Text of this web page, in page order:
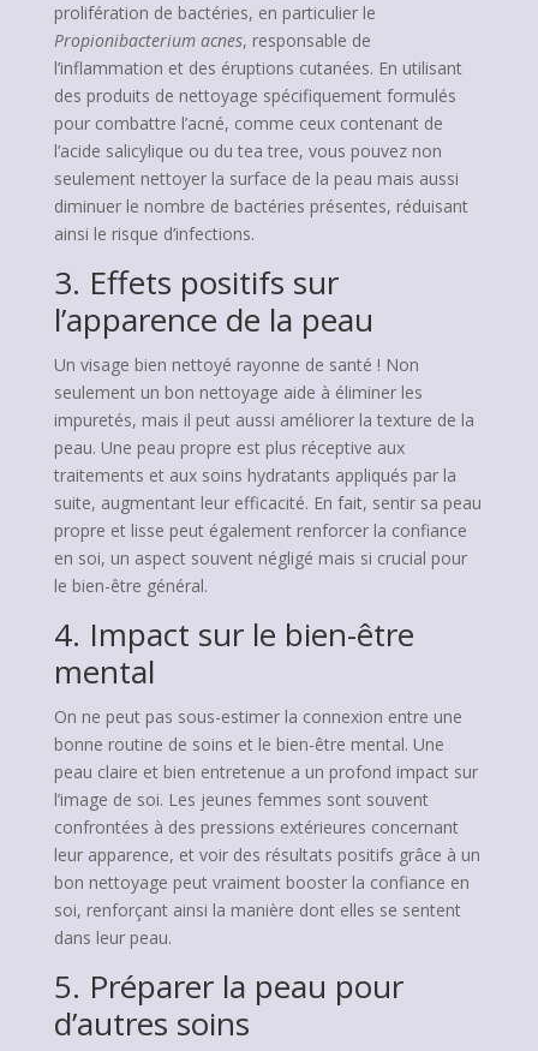
prolifération de bactéries, en particulier le
Propionibacterium acnes, responsable de
l’inflammation et des éruptions cutanées. En utilisant
des produits de nettoyage spécifiquement formulés
pour combattre l’acné, comme ceux contenant de
l’acide salicylique ou du tea tree, vous pouvez non
seulement nettoyer la surface de la peau mais aussi
diminuer le nombre de bactéries présentes, réduisant
ainsi le risque d’infections.
3. Effets positifs sur
l’apparence de la peau
Un visage bien nettoyé rayonne de santé ! Non
seulement un bon nettoyage aide à éliminer les
impuretés, mais il peut aussi améliorer la texture de la
peau. Une peau propre est plus réceptive aux
traitements et aux soins hydratants appliqués par la
suite, augmentant leur efficacité. En fait, sentir sa peau
propre et lisse peut également renforcer la confiance
en soi, un aspect souvent négligé mais si crucial pour
le bien-être général.
4. Impact sur le bien-être
mental
On ne peut pas sous-estimer la connexion entre une
bonne routine de soins et le bien-être mental. Une
peau claire et bien entretenue a un profond impact sur
l’image de soi. Les jeunes femmes sont souvent
confrontées à des pressions extérieures concernant
leur apparence, et voir des résultats positifs grâce à un
bon nettoyage peut vraiment booster la confiance en
soi, renforçant ainsi la manière dont elles se sentent
dans leur peau.
5. Préparer la peau pour
d’autres soins